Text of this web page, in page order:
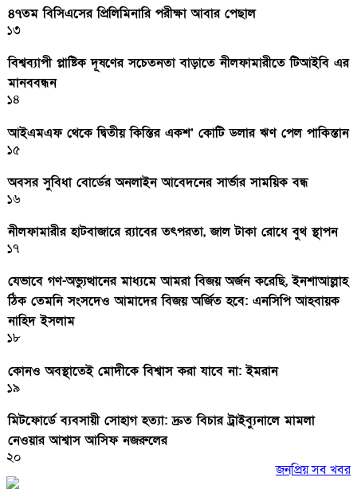
৪৭তম বিসিএসের প্রিলিমিনারি পরীক্ষা আবার পেছাল
১৩
বিশ্বব্যাপী প্লাষ্টিক দূষণের সচেতনতা বাড়াতে নীলফামারীতে টিআইবি এর
মানববন্ধন
১৪
আইএমএফ থেকে দ্বিতীয় কিস্তির একশ’ কোটি ডলার ঋণ পেল পাকিস্তান
১৫
অবসর সুবিধা বোর্ডের অনলাইন আবেদনের সার্ভার সাময়িক বন্ধ
১৬
নীলফামারীর হাটবাজারে র‌্যাবের তৎপরতা, জাল টাকা রোধে বুথ স্থাপন
১৭
যেভাবে গণ-অভ্যুত্থানের মাধ্যমে আমরা বিজয় অর্জন করেছি, ইনশাআল্লাহ
ঠিক তেমনি সংসদেও আমাদের বিজয় অর্জিত হবে: এনসিপি আহবায়ক
নাহিদ ইসলাম
১৮
কোনও অবস্থাতেই মোদীকে বিশ্বাস করা যাবে না: ইমরান
১৯
মিটফোর্ডে ব্যবসায়ী সোহাগ হত্যা: দ্রুত বিচার ট্রাইব্যুনালে মামলা
নেওয়ার আশ্বাস আসিফ নজরুলের
২০
জনপ্রিয় সব খবর